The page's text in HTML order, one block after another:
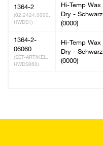
1364-2
(02.2424.0000,
HWDS1)
Hi-Temp Wax
Dry - Schwarz
(0000)
1364-2-
06060
(SET-ARTIKEL,
HWDS060)
Hi-Temp Wax
Dry - Schwarz
(0000)